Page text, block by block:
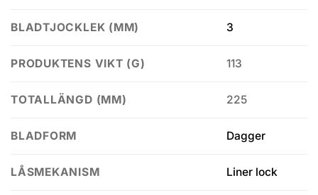
BLADTJOCKLEK (MM) 3
PRODUKTENS VIKT (G) 113
TOTALLÄNGD (MM) 225
BLADFORM Dagger
LÅSMEKANISM Liner lock